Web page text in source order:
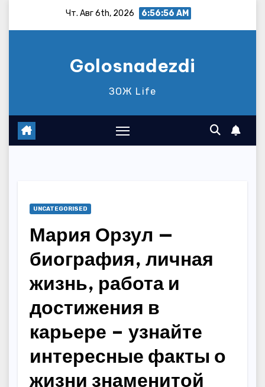
Чт. Авг 6th, 2026 6:56:57 AM
Golosnadezdi
ЗОЖ Life
UNCATEGORISED
Мария Орзул —
биография, личная
жизнь, работа и
достижения в
карьере – узнайте
интересные факты о
жизни знаменитой